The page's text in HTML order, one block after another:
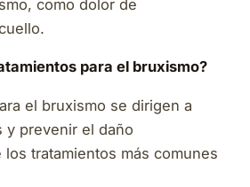
como dolor de
para el bruxismo?
el bruxismo se dirigen a
y prevenir el daño
tratamientos más comunes